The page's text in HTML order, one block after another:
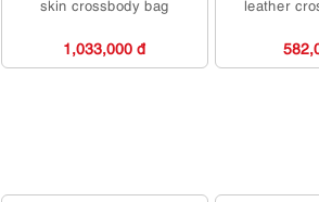
skin crossbody bag
1,033,000 đ
leather